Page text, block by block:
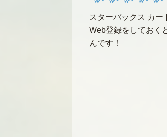
スターバックス カー
Web登録をしておく
んです！